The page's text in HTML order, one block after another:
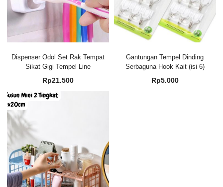
Dispenser Odol Set Rak Tempat
Sikat Gigi Tempel Line
Rp21.500
Gantungan Tempel Dinding
Serbaguna Hook Kait (isi 6)
Rp5.000